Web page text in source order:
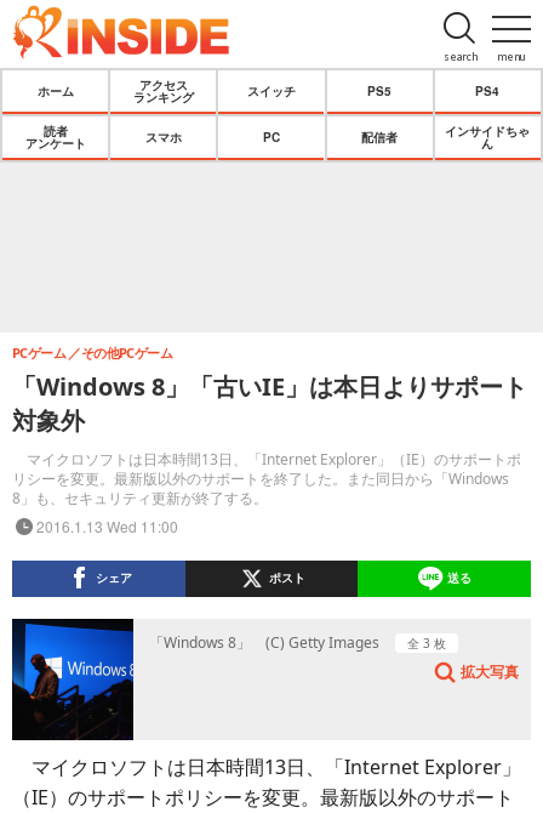
menu
search
ホーム
アクセス
ランキング
スイッチ PS5 PS4
読者
アンケート
スマホ PC 配信者
インサイドちゃ
ん
「Windows 8」「古いIE」は本日よりサポート
対象外
マイクロソフトは日本時間13日、「Internet Explorer」（IE）のサポートポ
リシーを変更。最新版以外のサポートを終了した。また同日から「Windows
8」も、セキュリティ更新が終了する。
PCゲーム その他PCゲーム
2016.1.13 Wed 11:00
シェア ポスト 送る
「Windows 8」 (C) Getty Images 全 3 枚
拡大写真
マイクロソフトは日本時間13日、「Internet Explorer」
（IE）のサポートポリシーを変更。最新版以外のサポート